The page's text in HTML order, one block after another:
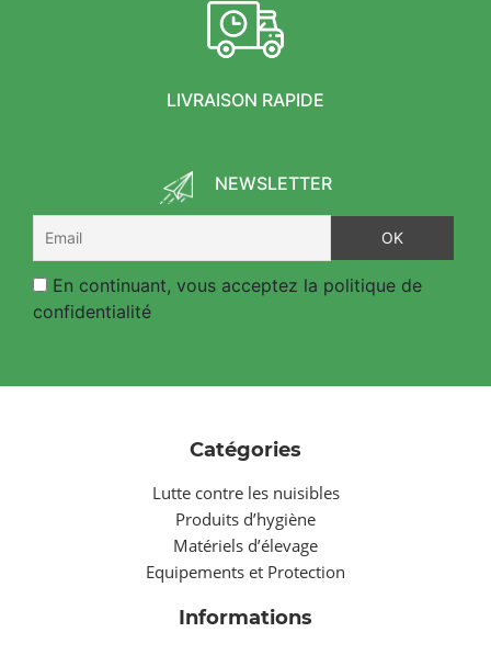
LIVRAISON RAPIDE
NEWSLETTER
En continuant, vous acceptez la politique de
confidentialité
Catégories
Lutte contre les nuisibles
Produits d’hygiène
Matériels d’élevage
Equipements et Protection
Informations